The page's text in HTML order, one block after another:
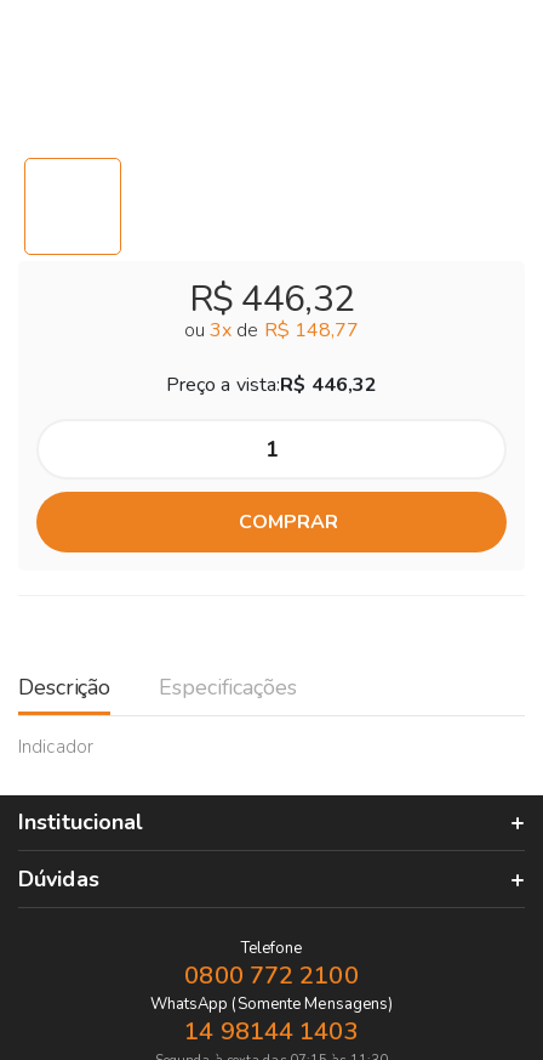
R$ 446,32
ou 3x de R$ 148,77
Preço a vista:R$ 446,32
COMPRAR
Descrição Especificações
Indicador
Institucional
Dúvidas
Telefone
0800 772 2100
WhatsApp (Somente Mensagens)
14 98144 1403